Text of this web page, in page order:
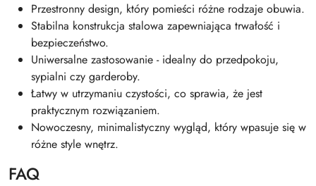
Przestronny design, który pomieści różne rodzaje obuwia.
Stabilna konstrukcja stalowa zapewniająca trwałość i
bezpieczeństwo.
Uniwersalne zastosowanie - idealny do przedpokoju,
sypialni czy garderoby.
Łatwy w utrzymaniu czystości, co sprawia, że jest
praktycznym rozwiązaniem.
Nowoczesny, minimalistyczny wygląd, który wpasuje się w
różne style wnętrz.
FAQ